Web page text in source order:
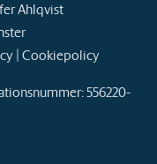
Ahlqvist
| Cookiepolicy
556220-